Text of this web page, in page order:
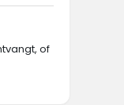
of